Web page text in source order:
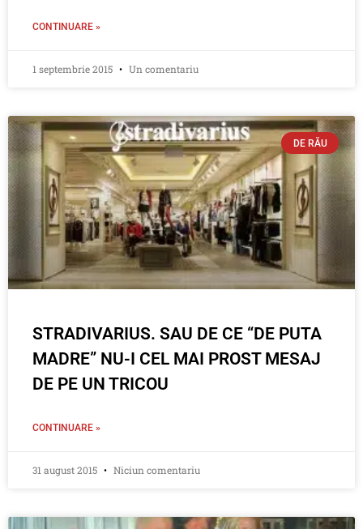
CONTINUARE »
1 septembrie 2015 Un comentariu
DE RĂU
STRADIVARIUS. SAU DE CE “DE PUTA
MADRE” NU-I CEL MAI PROST MESAJ
DE PE UN TRICOU
CONTINUARE »
31 august 2015 Niciun comentariu